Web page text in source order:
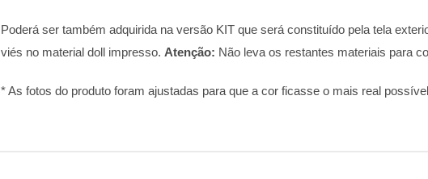
Poderá ser também adquirida na versão KIT que será constituído pela tela
viés no material doll impresso. Atenção: Não leva os restantes materiais para
* As fotos do produto foram ajustadas para que a cor ficasse o mais real